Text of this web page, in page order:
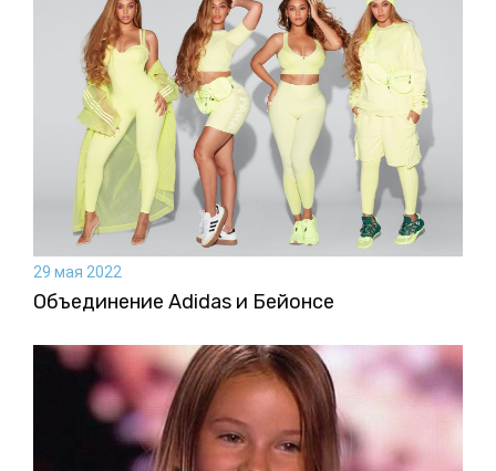
29 мая 2022
Объединение Adidas и Бейонсе